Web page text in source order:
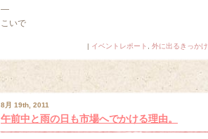
—
こいで
| イベントレポート 外に出るきっかけ
8月 19th, 2011
午前中と雨の日も市場へでかける理由。